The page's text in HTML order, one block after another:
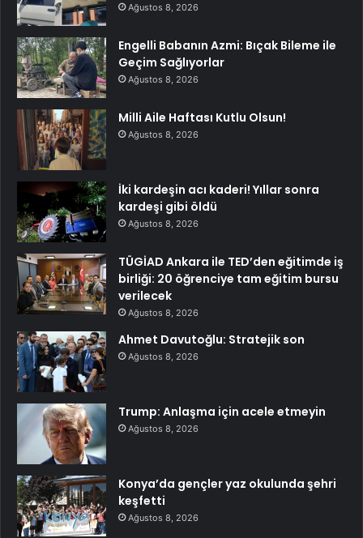
Ağustos 8, 2026
Engelli Babanın Azmi: Bıçak Bileme ile
Geçim Sağlıyorlar
Ağustos 8, 2026
Milli Aile Haftası Kutlu Olsun!
Ağustos 8, 2026
İki kardeşin acı kaderi! Yıllar sonra
kardeşi gibi öldü
Ağustos 8, 2026
TÜGİAD Ankara ile TED’den eğitimde iş
birliği: 20 öğrenciye tam eğitim bursu
verilecek
Ağustos 8, 2026
Ahmet Davutoğlu: Stratejik son
Ağustos 8, 2026
Trump: Anlaşma için acele etmeyin
Ağustos 8, 2026
Konya’da gençler yaz okulunda şehri
keşfetti
Ağustos 8, 2026